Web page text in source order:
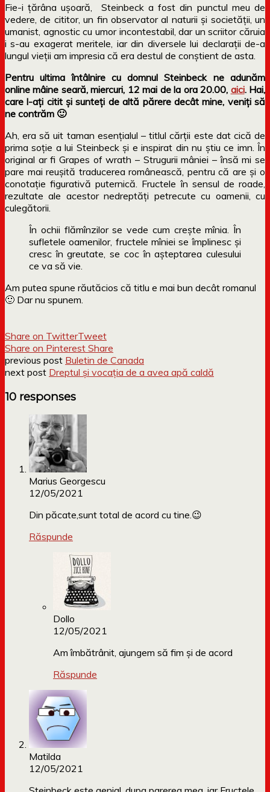
Fie-i țărâna ușoară, Steinbeck a fost din punctul meu de
vedere, de cititor, un fin observator al naturii și societății, un
umanist, agnostic cu umor incontestabil, dar un scriitor căruia
i s-au exagerat meritele, iar din diversele lui declarații de-a
lungul vieții am impresia că era destul de conștient de asta.
Pentru ultima întâlnire cu domnul Steinbeck ne adunăm
online mâine seară, miercuri, 12 mai de la ora 20.00, aici. Hai,
care l-ați citit și sunteți de altă părere decât mine, veniți să
ne contrăm 🙂
Ah, era să uit taman esențialul – titlul cărții este dat cică de
prima soție a lui Steinbeck și e inspirat din nu știu ce imn. În
original ar fi Grapes of wrath – Strugurii mâniei – însă mi se
pare mai reușită traducerea românească, pentru că are și o
conotație figurativă puternică. Fructele în sensul de roade,
rezultate ale acestor nedreptăți petrecute cu oamenii, cu
culegătorii.
În ochii flămînzilor se vede cum creşte mînia. În
sufletele oamenilor, fructele mîniei se împlinesc şi
cresc în greutate, se coc în aşteptarea culesului
ce va să vie.
Am putea spune răutăcios că titlu e mai bun decât romanul
🙂 Dar nu spunem.
Share on TwitterTweet
Share on Pinterest Share
previous post Buletin de Canada
next post Dreptul și vocația de a avea apă caldă
10 responses
Marius Georgescu
12/05/2021
Din păcate,sunt total de acord cu tine.😉
Răspunde
Dollo
12/05/2021
Am îmbătrânit, ajungem să fim și de acord
Răspunde
Matilda
12/05/2021